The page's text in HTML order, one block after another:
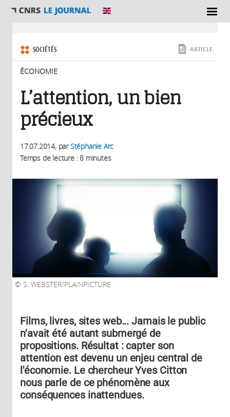
SECTIONS
SOCIÉTÉS
ÉCONOMIE
ARTICLE
L’attention, un bien
précieux
17.07.2014, parStéphanie Arc
Temps de lecture : 8 minutes
S. WEBSTER/PLAINPICTURE
Films, livres, sites web... Jamais le public
n'avait été autant submergé de
propositions. Résultat : capter son
attention est devenu un enjeu central de
l'économie. Le chercheur Yves Citton
nous parle de ce phénomène aux
conséquences inattendues.